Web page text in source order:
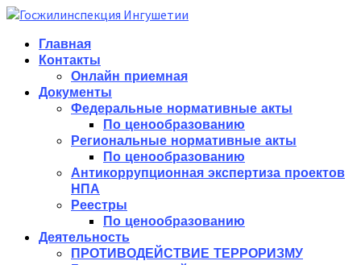
Главная
Контакты
Онлайн приемная
Документы
Федеральные нормативные акты
По ценообразованию
Региональные нормативные акты
По ценообразованию
Антикоррупционная экспертиза проектов
НПА
Реестры
По ценообразованию
Деятельность
ПРОТИВОДЕЙСТВИЕ ТЕРРОРИЗМУ